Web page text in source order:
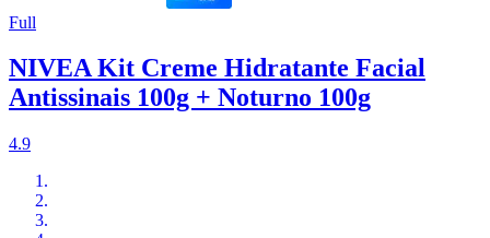
Full
NIVEA Kit Creme Hidratante Facial
Antissinais 100g + Noturno 100g
4.9